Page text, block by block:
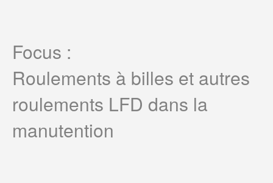
Focus :
Roulements à billes et autres
roulements LFD dans la
manutention